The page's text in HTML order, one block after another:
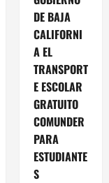
DE BAJA
CALIFORNI
A EL
TRANSPORT
E ESCOLAR
GRATUITO
COMUNDER
PARA
ESTUDIANTE
S